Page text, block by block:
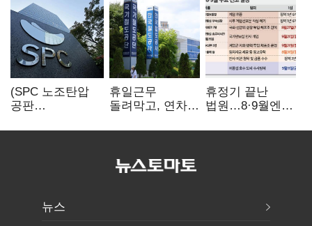
(SPC 노조탄압
공판
도 책임 안 지는
휴일근무
돌려막고, 연차도
승무현장의
52시간'
휴정기 끝난
법원…8·9월엔
'줄선고' 예정
뉴스